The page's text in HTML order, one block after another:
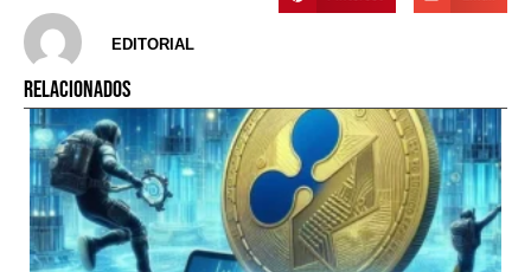
EDITORIAL
RELACIONADOS